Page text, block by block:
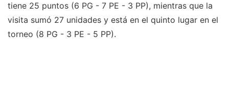
tiene 25 puntos (6 PG - 7 PE - 3 PP), mientras que la
visita sumó 27 unidades y está en el quinto lugar en el
torneo (8 PG - 3 PE - 5 PP).